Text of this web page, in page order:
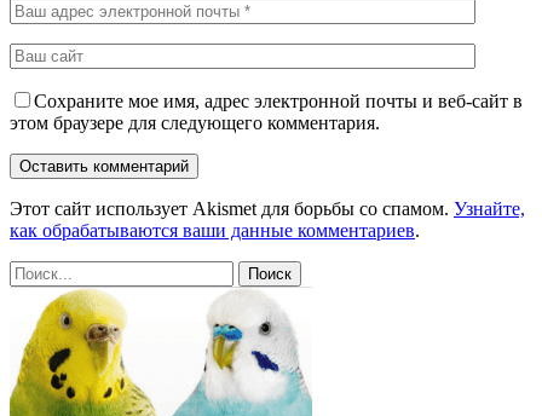
Сохраните мое имя, адрес электронной почты и веб-сайт в
этом браузере для следующего комментария.
Этот сайт использует Akismet для борьбы со спамом. Узнайте,
как обрабатываются ваши данные комментариев.